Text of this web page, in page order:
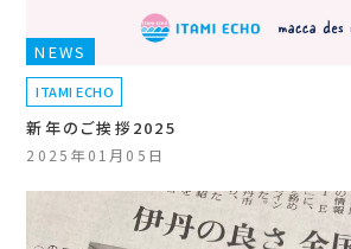
NEWS
ITAMI ECHO
新年のご挨拶2025
2025年01月05日